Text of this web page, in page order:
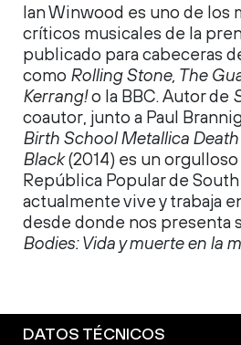
Ian Winwood es uno de los
críticos musicales de la
publicado paracabeceras
como Rolling Stone, The
Kerrang!o la BBC. Autor de
coautor, junto a Paul
Birth SchoolMetallica Death
Black(2014) es un
República Popular de
actualmente vive y trabaja
desde donde nos presenta
Bodies: Vida y muerte en la
DATOS TÉCNICOS